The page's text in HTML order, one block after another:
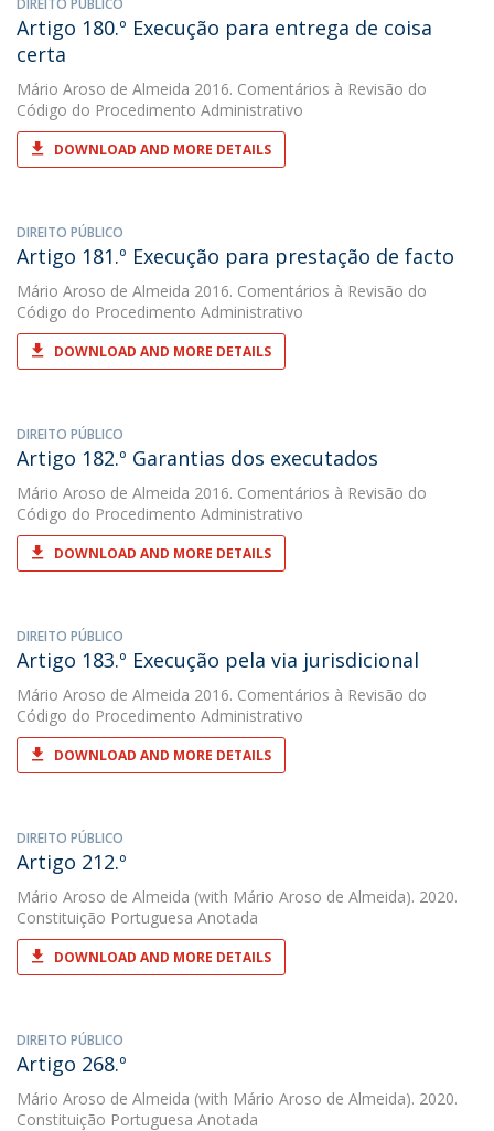
DIREITO PÚBLICO
Artigo 180.º Execução para entrega de coisa
certa
Mário Aroso de Almeida 2016. Comentários à Revisão do
Código do Procedimento Administrativo
DOWNLOAD AND MORE DETAILS
DIREITO PÚBLICO
Artigo 181.º Execução para prestação de facto
Mário Aroso de Almeida 2016. Comentários à Revisão do
Código do Procedimento Administrativo
DOWNLOAD AND MORE DETAILS
DIREITO PÚBLICO
Artigo 182.º Garantias dos executados
Mário Aroso de Almeida 2016. Comentários à Revisão do
Código do Procedimento Administrativo
DOWNLOAD AND MORE DETAILS
DIREITO PÚBLICO
Artigo 183.º Execução pela via jurisdicional
Mário Aroso de Almeida 2016. Comentários à Revisão do
Código do Procedimento Administrativo
DOWNLOAD AND MORE DETAILS
DIREITO PÚBLICO
Artigo 212.º
Mário Aroso de Almeida (with Mário Aroso de Almeida). 2020.
Constituição Portuguesa Anotada
DOWNLOAD AND MORE DETAILS
DIREITO PÚBLICO
Artigo 268.º
Mário Aroso de Almeida (with Mário Aroso de Almeida). 2020.
Constituição Portuguesa Anotada